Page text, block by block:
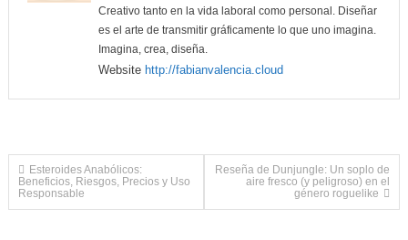
Creativo tanto en la vida laboral como personal. Diseñar
es el arte de transmitir gráficamente lo que uno imagina.
Imagina, crea, diseña.
Website http://fabianvalencia.cloud
Navegación
de
Esteroides Anabólicos:
Beneficios, Riesgos, Precios y Uso
Responsable
Reseña de Dunjungle: Un soplo de
aire fresco (y peligroso) en el
género roguelike